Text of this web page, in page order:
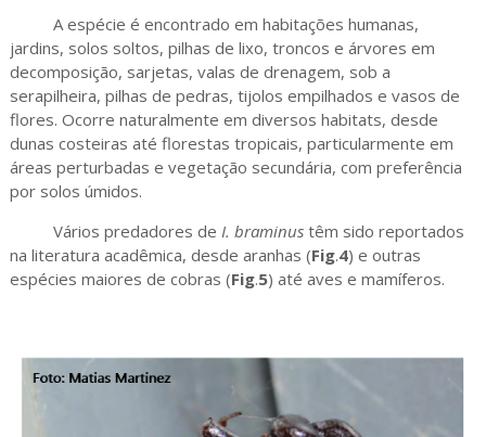
A espécie é encontrado em habitações humanas,
jardins, solos soltos, pilhas de lixo, troncos e árvores em
decomposição, sarjetas, valas de drenagem, sob a
serapilheira, pilhas de pedras, tijolos empilhados e vasos de
flores. Ocorre naturalmente em diversos habitats, desde
dunas costeiras até florestas tropicais, particularmente em
áreas perturbadas e vegetação secundária, com preferência
por solos úmidos.
Vários predadores de I. braminustêm sido reportados
na literatura acadêmica, desde aranhas (Fig.4) e outras
espécies maiores de cobras (Fig.5) até aves e mamíferos.